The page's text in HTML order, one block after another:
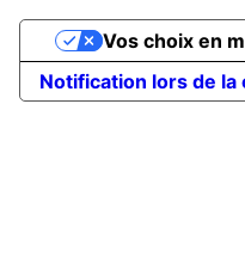
Notification lors de la
Vos choix en